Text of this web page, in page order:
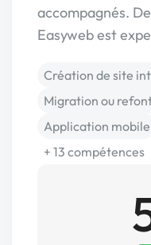
accompagnés.
Easyweb est
Création de site
Migration ou
Application mobile
+ 13 compétences